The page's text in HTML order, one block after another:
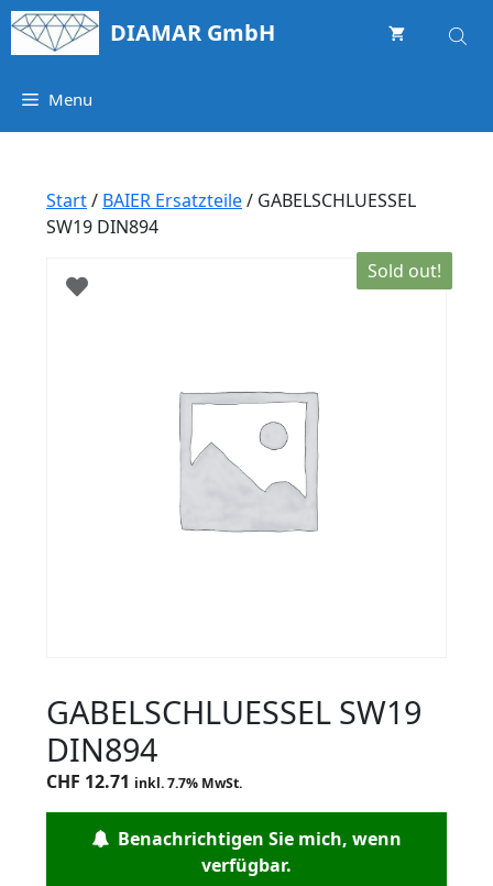
Springe
zum
DIAMAR GmbH
Menu
Start/ BAIER Ersatzteile/ GABELSCHLUESSEL
SW19 DIN894
Sold out!
GABELSCHLUESSEL SW19
DIN894
CHF 12.71 inkl. 7.7% MwSt.
Benachrichtigen Sie mich, wenn
verfügbar.